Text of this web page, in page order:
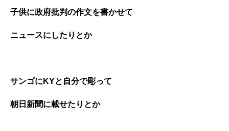
子供に政府批判の作文を書かせて
ニュースにしたりとか
サンゴにKYと自分で彫って
朝日新聞に載せたりとか